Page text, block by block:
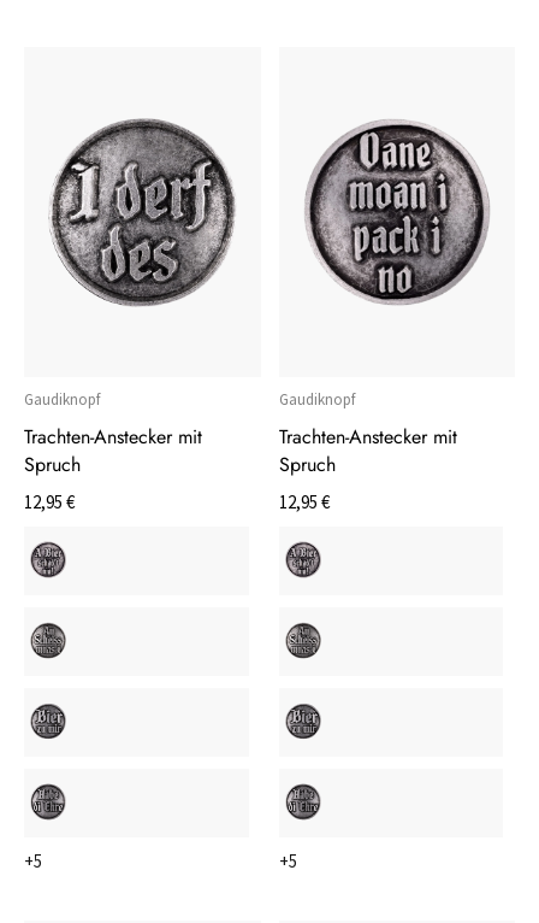
Gaudiknopf
Trachten-Anstecker mit
Spruch
12,95 €
+5
Gaudiknopf
Trachten-Anstecker mit
Spruch
12,95 €
+5